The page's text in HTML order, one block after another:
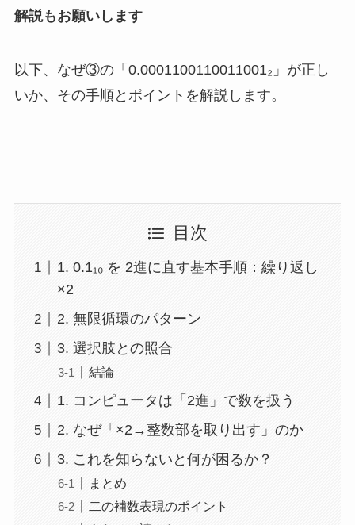
解説もお願いします
以下、なぜ③の「0.0001100110011001₂」が正し
いか、その手順とポイントを解説します。
目次
1. 0.1₁₀ を 2進に直す基本手順：繰り返し
×2
2. 無限循環のパターン
3. 選択肢との照合
結論
1. コンピュータは「2進」で数を扱う
2. なぜ「×2→整数部を取り出す」のか
3. これを知らないと何が困るか？
まとめ
二の補数表現のポイント